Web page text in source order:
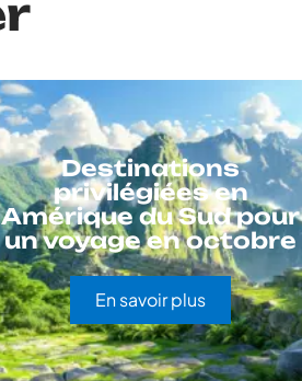
Destinations
privilégiées en
Amérique du Sud pour
un voyage en octobre
En savoir plus